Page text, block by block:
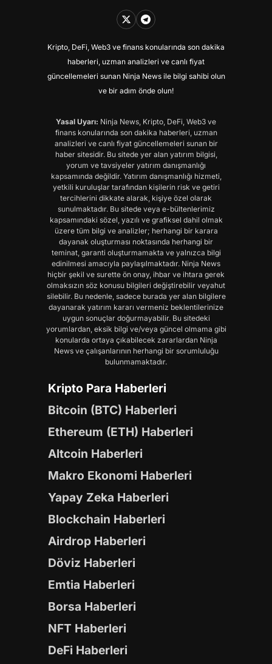
Kripto, DeFi, Web3 ve finans konularında son dakika
haberleri, uzman analizleri ve canlı fiyat
güncellemeleri sunan Ninja News ile bilgi sahibi olun
ve bir adım önde olun!
Yasal Uyarı: Ninja News, Kripto, DeFi, Web3 ve
finans konularında son dakika haberleri, uzman
analizleri ve canlı fiyat güncellemeleri sunan bir
haber sitesidir. Bu sitede yer alan yatırım bilgisi,
yorum ve tavsiyeler yatırım danışmanlığı
kapsamında değildir. Yatırım danışmanlığı hizmeti,
yetkili kuruluşlar tarafından kişilerin risk ve getiri
tercihlerini dikkate alarak, kişiye özel olarak
sunulmaktadır. Bu sitede veya e-bültenlerimiz
kapsamındaki sözel, yazılı ve grafiksel dahil olmak
üzere tüm bilgi ve analizler; herhangi bir karara
dayanak oluşturması noktasında herhangi bir
teminat, garanti oluşturmamakta ve yalnızca bilgi
edinilmesi amacıyla paylaşılmaktadır. Ninja News
hiçbir şekil ve surette ön onay, ihbar ve ihtara gerek
olmaksızın söz konusu bilgileri değiştirebilir veyahut
silebilir. Bu nedenle, sadece burada yer alan bilgilere
dayanarak yatırım kararı vermeniz beklentilerinize
uygun sonuçlar doğurmayabilir. Bu sitedeki
yorumlardan, eksik bilgi ve/veya güncel olmama gibi
konularda ortaya çıkabilecek zararlardan Ninja
News ve çalışanlarının herhangi bir sorumluluğu
bulunmamaktadır.
Kripto Para Haberleri
Bitcoin (BTC) Haberleri
Ethereum (ETH) Haberleri
Altcoin Haberleri
Makro Ekonomi Haberleri
Yapay Zeka Haberleri
Blockchain Haberleri
Airdrop Haberleri
Döviz Haberleri
Emtia Haberleri
Borsa Haberleri
NFT Haberleri
DeFi Haberleri